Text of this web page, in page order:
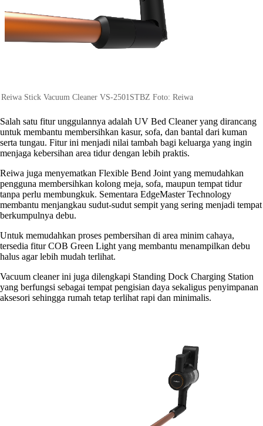
Reiwa Stick Vacuum Cleaner VS-2501STBZ Foto: Reiwa
Salah satu fitur unggulannya adalah UV Bed Cleaner yang dirancang
untuk membantu membersihkan kasur, sofa, dan bantal dari kuman
serta tungau. Fitur ini menjadi nilai tambah bagi keluarga yang ingin
menjaga kebersihan area tidur dengan lebih praktis.
Reiwa juga menyematkan Flexible Bend Joint yang memudahkan
pengguna membersihkan kolong meja, sofa, maupun tempat tidur
tanpa perlu membungkuk. Sementara EdgeMaster Technology
membantu menjangkau sudut-sudut sempit yang sering menjadi tempat
berkumpulnya debu.
Untuk memudahkan proses pembersihan di area minim cahaya,
tersedia fitur COB Green Light yang membantu menampilkan debu
halus agar lebih mudah terlihat.
Vacuum cleaner ini juga dilengkapi Standing Dock Charging Station
yang berfungsi sebagai tempat pengisian daya sekaligus penyimpanan
aksesori sehingga rumah tetap terlihat rapi dan minimalis.